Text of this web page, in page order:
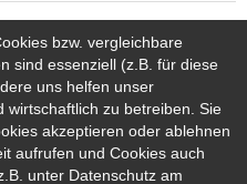
bzw. vergleichbare
sind essenziell (z.B. für diese
uns helfen unser
wirtschaftlich zu betreiben. Sie
akzeptieren oder ablehnen
aufrufen und Cookies auch
unter Datenschutz am